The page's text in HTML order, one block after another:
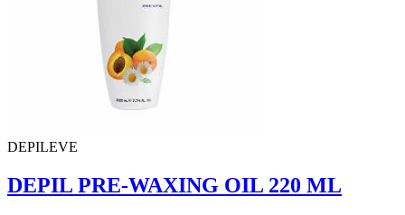
DEPILEVE
DEPIL PRE-WAXING OIL 220 ML